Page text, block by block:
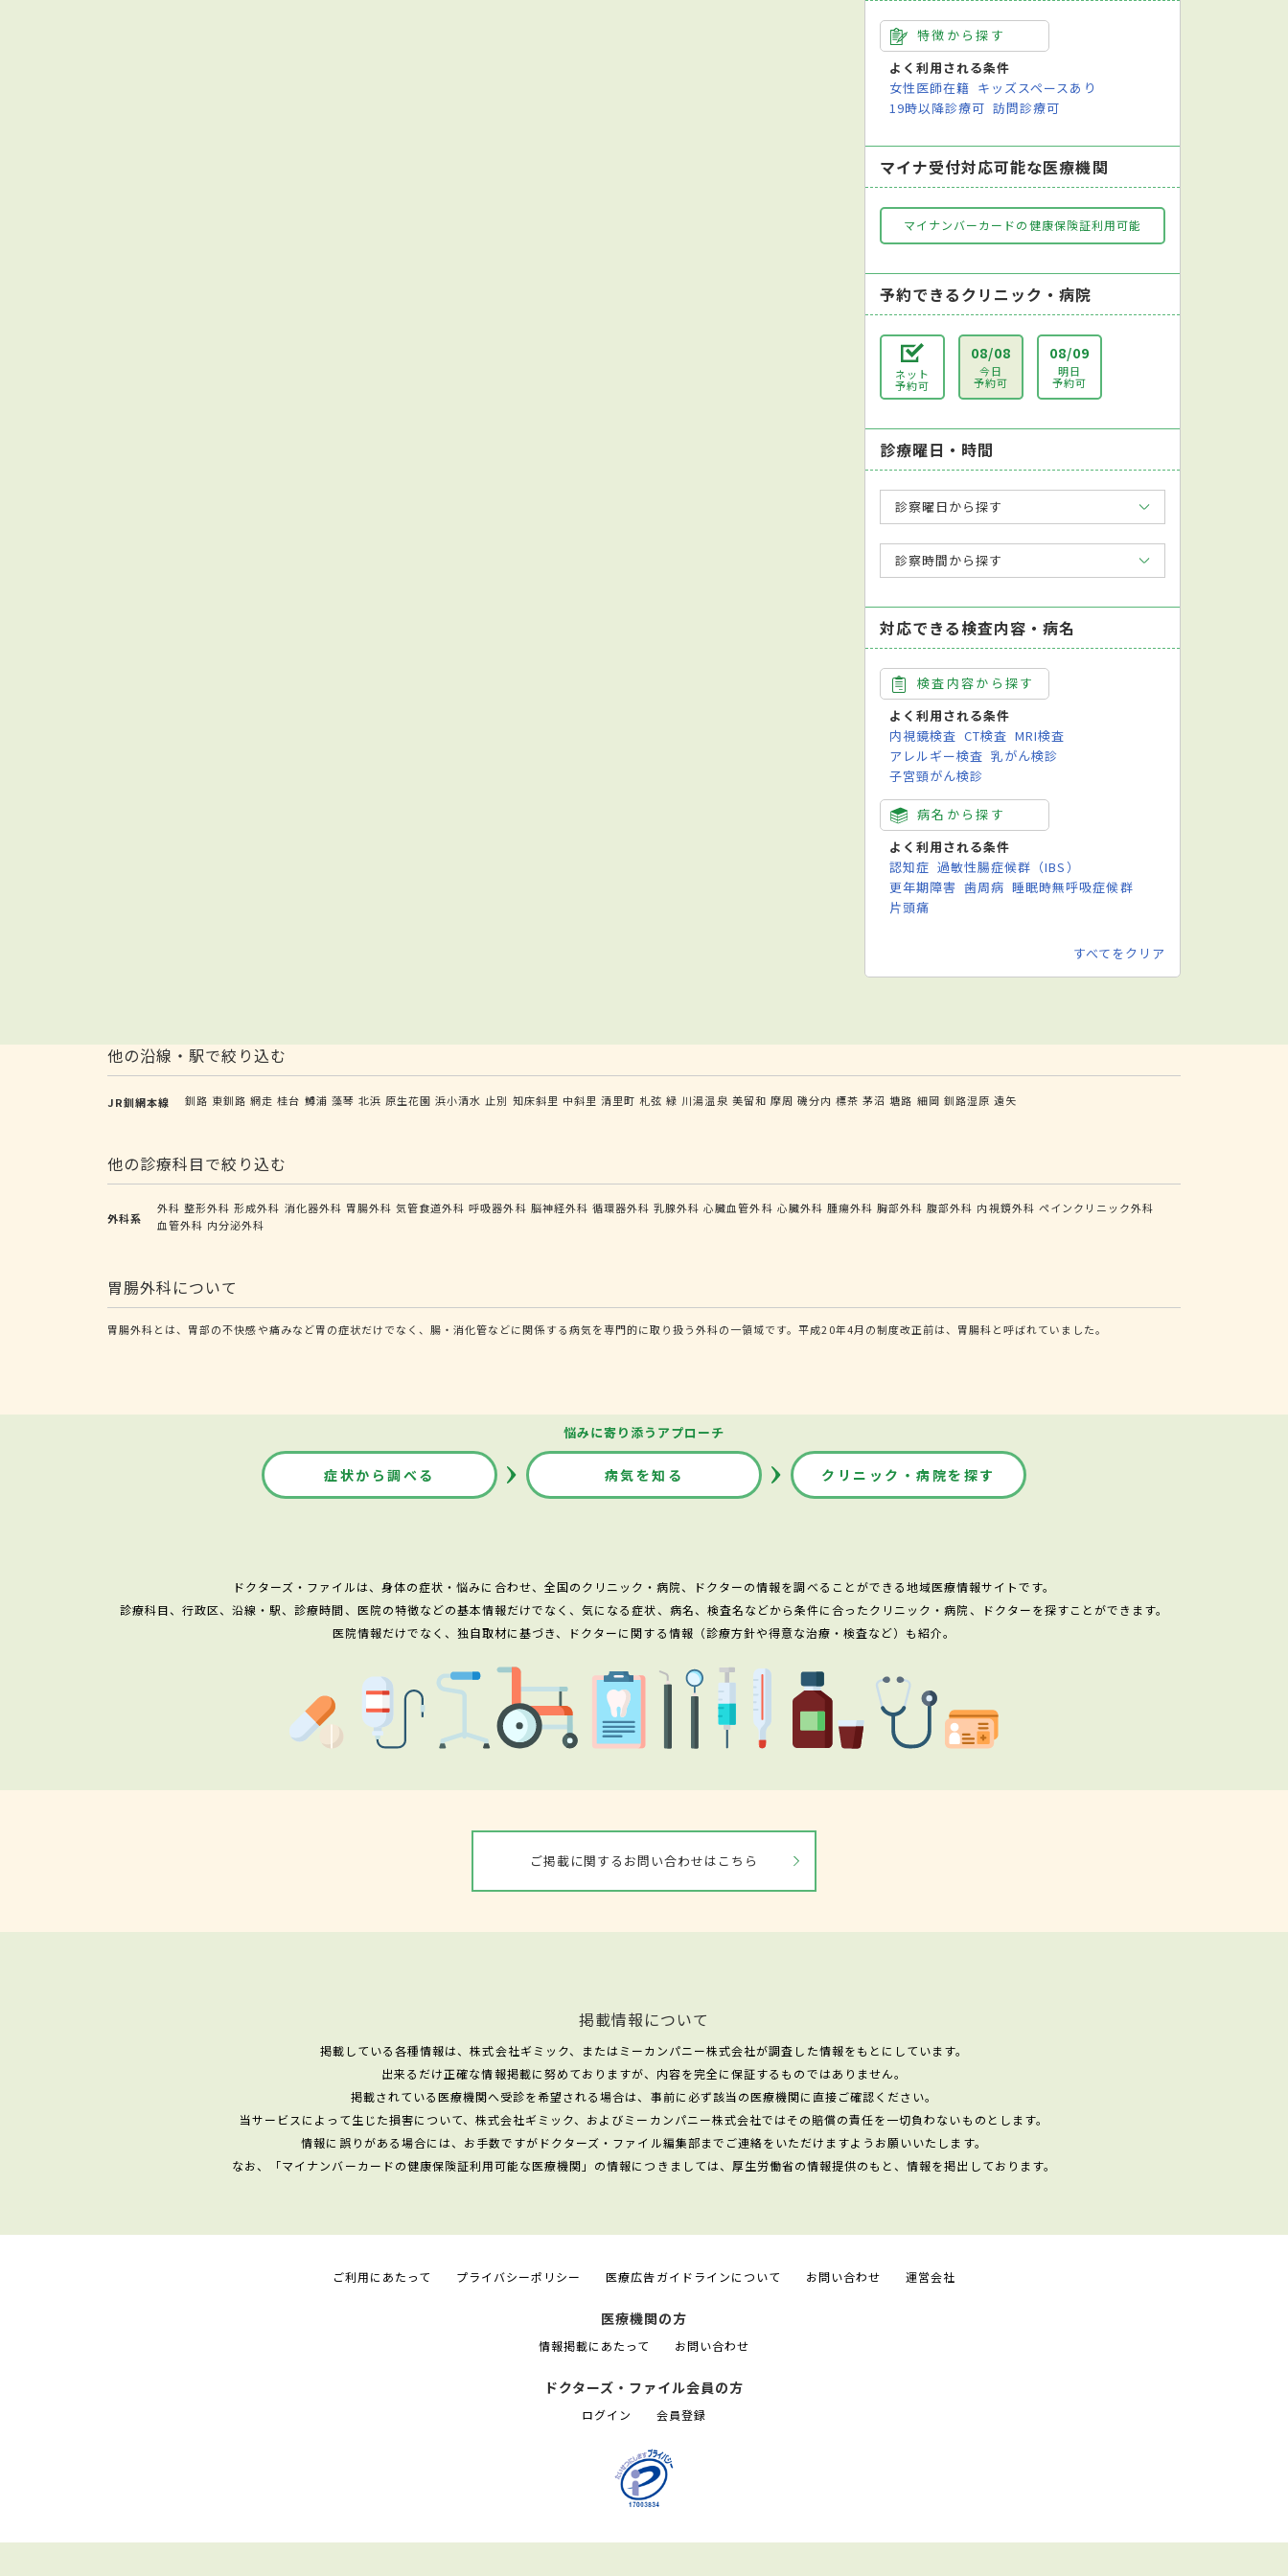
特徴から探す
よく利用される条件
女性医師在籍 キッズスペースあり
19時以降診療可 訪問診療可
マイナ受付対応可能な医療機関
マイナンバーカードの健康保険証利用可能
予約できるクリニック・病院
ネット
予約可
08/08
今日
予約可
08/09
明日
予約可
診療曜日・時間
診察曜日から探す
診察時間から探す
対応できる検査内容・病名
検査内容から探す
よく利用される条件
内視鏡検査 CT検査 MRI検査
アレルギー検査 乳がん検診
子宮頸がん検診
病名から探す
よく利用される条件
認知症 過敏性腸症候群（IBS）
更年期障害 歯周病 睡眠時無呼吸症候群
片頭痛
すべてをクリア
他の沿線・駅で絞り込む
JR釧網本線 釧路 東釧路 網走 桂台 鱒浦 藻琴 北浜 原生花園 浜小清水 止別 知床斜里 中斜里 清里町 札弦 緑 川湯温泉 美留和 摩周 磯分内 標茶 茅沼 塘路 細岡 釧路湿原 遠矢
他の診療科目で絞り込む
外科系
外科 整形外科 形成外科 消化器外科 胃腸外科 気管食道外科 呼吸器外科 脳神経外科 循環器外科 乳腺外科 心臓血管外科 心臓外科 腫瘍外科 胸部外科 腹部外科 内視鏡外科 ペインクリニック外科
血管外科 内分泌外科
胃腸外科について
胃腸外科とは、胃部の不快感や痛みなど胃の症状だけでなく、腸・消化管などに関係する病気を専門的に取り扱う外科の一領域です。平成20年4月の制度改正前は、胃腸科と呼ばれていました。
悩みに寄り添うアプローチ
症状から調べる 病気を知る クリニック・病院を探す
ドクターズ・ファイルは、身体の症状・悩みに合わせ、全国のクリニック・病院、ドクターの情報を調べることができる地域医療情報サイトです。
診療科目、行政区、沿線・駅、診療時間、医院の特徴などの基本情報だけでなく、気になる症状、病名、検査名などから条件に合ったクリニック・病院、ドクターを探すことができます。
医院情報だけでなく、独自取材に基づき、ドクターに関する情報（診療方針や得意な治療・検査など）も紹介。
ご掲載に関するお問い合わせはこちら
掲載情報について
掲載している各種情報は、株式会社ギミック、またはミーカンパニー株式会社が調査した情報をもとにしています。
出来るだけ正確な情報掲載に努めておりますが、内容を完全に保証するものではありません。
掲載されている医療機関へ受診を希望される場合は、事前に必ず該当の医療機関に直接ご確認ください。
当サービスによって生じた損害について、株式会社ギミック、およびミーカンパニー株式会社ではその賠償の責任を一切負わないものとします。
情報に誤りがある場合には、お手数ですがドクターズ・ファイル編集部までご連絡をいただけますようお願いいたします。
なお、「マイナンバーカードの健康保険証利用可能な医療機関」の情報につきましては、厚生労働省の情報提供のもと、情報を掲出しております。
ご利用にあたって プライバシーポリシー 医療広告ガイドラインについて お問い合わせ 運営会社
医療機関の方
情報掲載にあたって お問い合わせ
ドクターズ・ファイル会員の方
ログイン 会員登録